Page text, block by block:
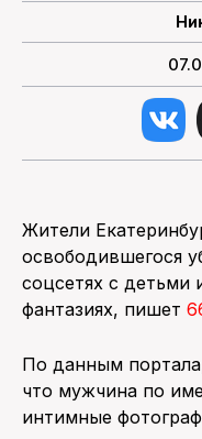
Жители
освободившегося
соцсетях с детьми
фантазиях, пишет
По данным
что мужчина по
интимные